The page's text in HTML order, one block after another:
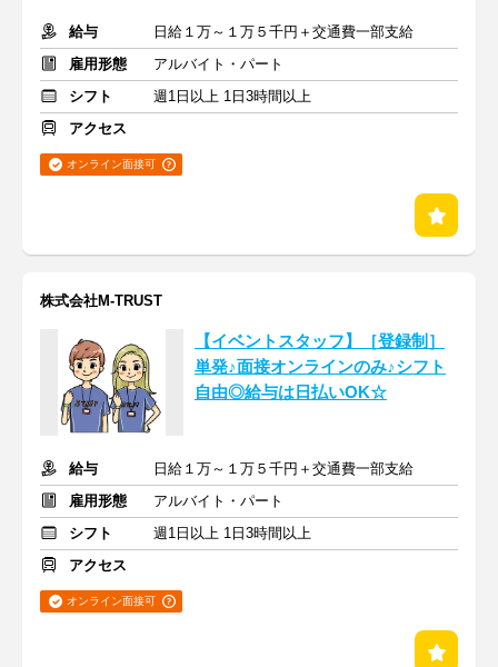
給与
日給１万～１万５千円＋交通費一部支給
雇用形態
アルバイト・パート
シフト
週1日以上 1日3時間以上
アクセス
オンライン面接可
株式会社M-TRUST
【イベントスタッフ】［登録制］
単発♪面接オンラインのみ♪シフト
自由◎給与は日払いOK☆
給与
日給１万～１万５千円＋交通費一部支給
雇用形態
アルバイト・パート
シフト
週1日以上 1日3時間以上
アクセス
オンライン面接可